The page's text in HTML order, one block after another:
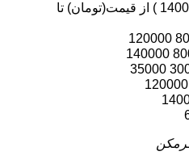
عنوان( به روز رسانی سال 1400 ) از قیمت(تومان) تا